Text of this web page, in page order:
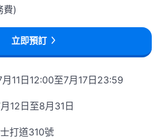
費)
立即預訂
11日12:00至7月17日23:59
12日至8月31日
打道310號